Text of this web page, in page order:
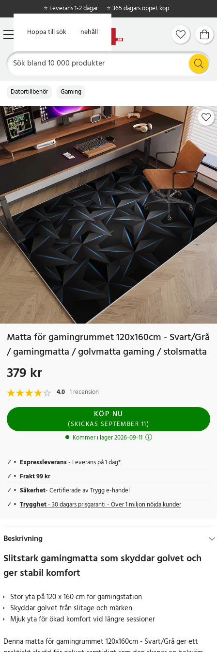
Hoppa till huvudinnehåll
Hoppa till sök
⭐ Leverans 1-2 dagar ⭐ 365 dagars öppet köp
Datortillbehör Gaming
Matta för gamingrummet 120x160cm - Svart/Grå
/ gamingmatta / golvmatta gaming / stolsmatta
Pris:379 kr
379 kr
4.0 1 recension
KÖP NU
(SKICKAS SEPTEMBER 11)
Kommer i lager 2026-09-11
Expressleverans- Leverans på 1 dag*
Frakt 99 kr
Säkerhet- Certifierade av Trygg e-handel
Trygghet- 30 dagars prisgaranti - Över 1 miljon nöjda kunder
Beskrivning
Slitstark gamingmatta som skyddar golvet och
ger stabil komfort
Stor yta på 120 x 160 cm för gamingstation
Skyddar golvet från slitage och märken
Mjuk yta för ökad komfort vid längre sessioner
Denna matta för gamingrummet 120x160cm - Svart/Grå ger ett